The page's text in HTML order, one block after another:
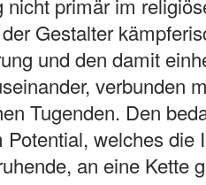
Gestalter
und den damit
verbunden
Tugenden. Den
welches die
an eine Kette